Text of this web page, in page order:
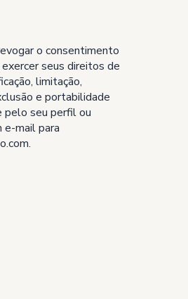
o consentimento
seus direitos de
limitação,
e portabilidade
pelo seu perfil ou
e-mail para